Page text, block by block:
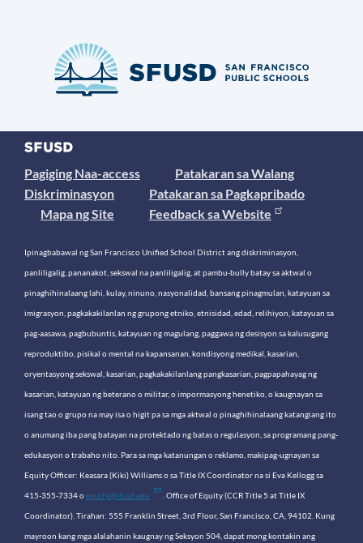
Pagiging Naa-access
Patakaran sa Walang
Diskriminasyon
Patakaran sa Pagkapribado
Mapa ng Site
Feedback sa Website
Ipinagbabawal ng San Francisco Unified School District ang diskriminasyon,
panliligalig, pananakot, sekswal na panliligalig, at pambu-bully batay sa aktwal o
pinaghihinalaang lahi, kulay, ninuno, nasyonalidad, bansang pinagmulan, katayuan sa
imigrasyon, pagkakakilanlan ng grupong etniko, etnisidad, edad, relihiyon, katayuan sa
pag-aasawa, pagbubuntis, katayuan ng magulang, paggawa ng desisyon sa kalusugang
reproduktibo, pisikal o mental na kapansanan, kondisyong medikal, kasarian,
oryentasyong sekswal, kasarian, pagkakakilanlang pangkasarian, pagpapahayag ng
kasarian, katayuan ng beterano o militar, o impormasyong henetiko, o kaugnayan sa
isang tao o grupo na may isa o higit pa sa mga aktwal o pinaghihinalaang katangiang ito
o anumang iba pang batayan na protektado ng batas o regulasyon, sa programang pang-
edukasyon o trabaho nito. Para sa mga katanungan o reklamo, makipag-ugnayan sa
Equity Officer: Keasara (Kiki) Williams o sa Title IX Coordinator na si Eva Kellogg sa
415-355-7334 oequity@sfusd.edu . Office of Equity (CCR Title 5 at Title IX
Coordinator). Tirahan: 555 Franklin Street, 3rd Floor, San Francisco, CA, 94102. Kung
mayroon kang mga alalahanin kaugnay ng Seksyon 504, dapat mong kontakin ang